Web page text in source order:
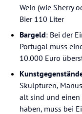
Wein (wie Sherry
Bier 110 Liter
Bargeld: Bei der
Portugal muss
10.000 Euro
Skulpturen,
alt sind und einen
haben, muss bei